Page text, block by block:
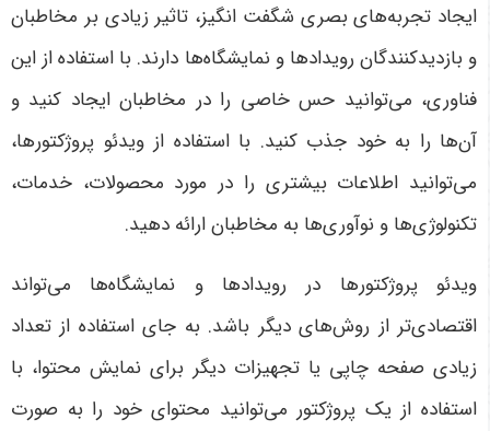
ایجاد تجربه‌های بصری شگفت انگیز، تاثیر زیادی بر مخاطبان
و بازدیدکنندگان رویدادها و نمایشگاه‌ها دارند. با استفاده از این
فناوری، می‌توانید حس خاصی را در مخاطبان ایجاد کنید و
آن‌ها را به خود جذب کنید. با استفاده از ویدئو پروژکتورها،
می‌توانید اطلاعات بیشتری را در مورد محصولات، خدمات،
تکنولوژی‌ها و نوآوری‌ها به مخاطبان ارائه دهید.
ویدئو پروژکتورها در رویدادها و نمایشگاه‌ها می‌تواند
اقتصادی‌تر از روش‌های دیگر باشد. به جای استفاده از تعداد
زیادی صفحه چاپی یا تجهیزات دیگر برای نمایش محتوا، با
استفاده از یک پروژکتور می‌توانید محتوای خود را به صورت